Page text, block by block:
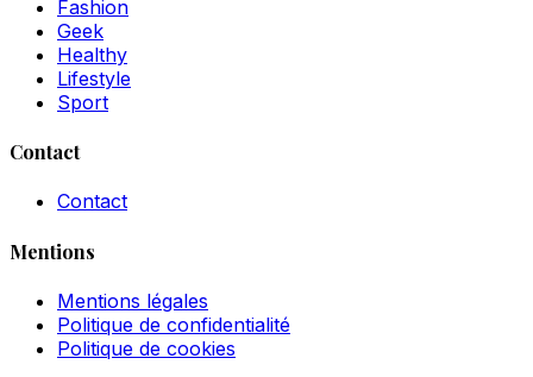
Fashion
Geek
Healthy
Lifestyle
Sport
Contact
Contact
Mentions
Mentions légales
Politique de confidentialité
Politique de cookies